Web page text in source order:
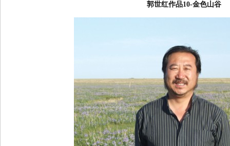
郭世红作品10-金色山谷